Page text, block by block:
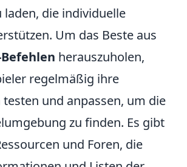
laden, die individuelle
Um das Beste aus
Befehlen herauszuholen,
regelmäßig ihre
testen und anpassen, um die
zu finden. Es gibt
und Foren, die